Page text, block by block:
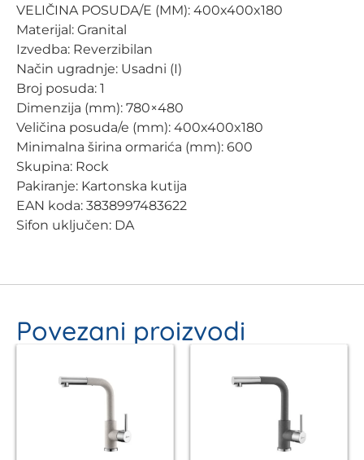
VELIČINA POSUDA/E (MM): 400x400x180
Materijal: Granital
Izvedba: Reverzibilan
Način ugradnje: Usadni (I)
Broj posuda: 1
Dimenzija (mm): 780×480
Veličina posuda/e (mm): 400x400x180
Minimalna širina ormarića (mm): 600
Skupina: Rock
Pakiranje: Kartonska kutija
EAN koda: 3838997483622
Sifon uključen: DA
Povezani proizvodi